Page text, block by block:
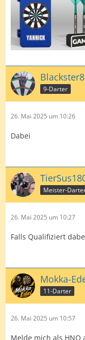
Blackster8
9-Darter
26. Mai 2025 um 10:26
Dabei
Meister-
26. Mai 2025 um 10:27
Falls Qualifiziert
Mokka-
11-Darter
26. Mai 2025 um 10:57
Melde mich als HNQ